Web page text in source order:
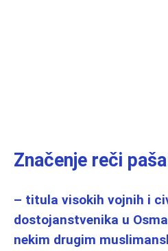
Značenje reči
– titula visokih vojnih i
dostojanstvenika u
nekim drugim